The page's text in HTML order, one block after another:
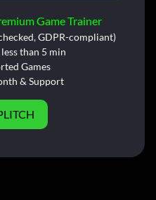
Game Trainer
GDPR-compliant)
than 5 min
Games
& Support